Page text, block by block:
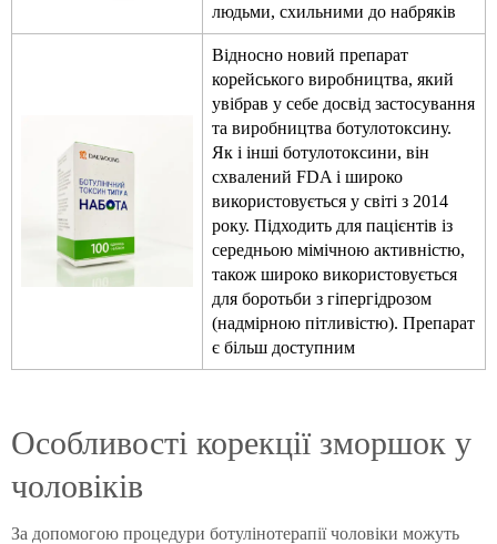
людьми, схильними до набряків
Відносно новий препарат
корейського виробництва, який
увібрав у себе досвід застосування
та виробництва ботулотоксину.
Як і інші ботулотоксини, він
схвалений FDA і широко
використовується у світі з 2014
року. Підходить для пацієнтів із
середньою мімічною активністю,
також широко використовується
для боротьби з гіпергідрозом
(надмірною пітливістю). Препарат
є більш доступним
Особливості корекції зморшок у
чоловіків
За допомогою процедури ботулінотерапії чоловіки можуть